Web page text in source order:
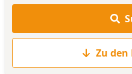
Zu den